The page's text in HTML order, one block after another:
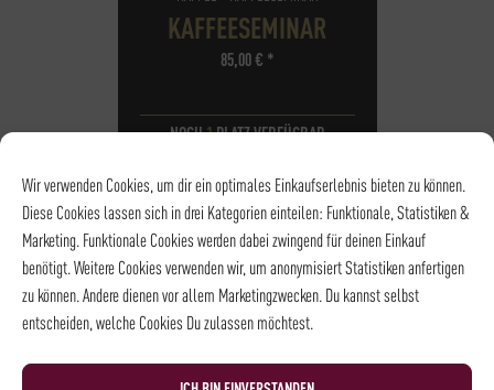
Wir verwenden Cookies, um dir ein optimales Einkaufserlebnis bieten zu können.
Diese Cookies lassen sich in drei Kategorien einteilen: Funktionale, Statistiken &
Marketing. Funktionale Cookies werden dabei zwingend für deinen Einkauf
benötigt. Weitere Cookies verwenden wir, um anonymisiert Statistiken anfertigen
zu können. Andere dienen vor allem Marketingzwecken. Du kannst selbst
entscheiden, welche Cookies Du zulassen möchtest.
KAFFEESEMINAR
85,00€ *
NOCH1PLATZ VERFÜGBAR
UHRZEIT 10:00 - 13:00
ORT Rösterei und
Kaffeehaus